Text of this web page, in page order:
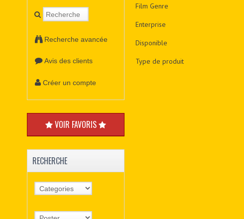
Film Genre
Enterprise
Disponible
Type de produit
Recherche avancée
Avis des clients
Créer un compte
VOIR FAVORIS
RECHERCHE